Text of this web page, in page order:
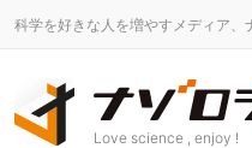
科学を好きな人を増やすメディア、
Love science , enjoy !